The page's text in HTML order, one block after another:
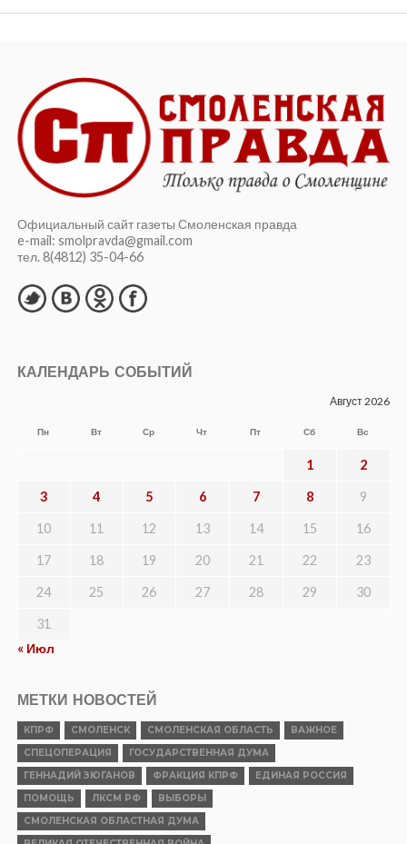
Официальный сайт газеты Смоленская правда
e-mail: smolpravda@gmail.com
тел. 8(4812) 35-04-66
КАЛЕНДАРЬ СОБЫТИЙ
Август 2026
Пн Вт Ср Чт Пт Сб Вс
1 2
3 4 5 6 7 8 9
10 11 12 13 14 15 16
17 18 19 20 21 22 23
24 25 26 27 28 29 30
31
« Июл
МЕТКИ НОВОСТЕЙ
КПРФ СМОЛЕНСК СМОЛЕНСКАЯ ОБЛАСТЬ
ВАЖНОЕ
СПЕЦОПЕРАЦИЯ
ГОСУДАРСТВЕННАЯ ДУМА
ГЕННАДИЙ ЗЮГАНОВ
ФРАКЦИЯ КПРФ
ЕДИНАЯ РОССИЯ
ПОМОЩЬ
ЛКСМ РФ
ВЫБОРЫ
СМОЛЕНСКАЯ ОБЛАСТНАЯ ДУМА